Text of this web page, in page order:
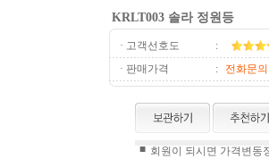
KRLT003 솔라 정원등
· 고객선호도
:
· 판매가격
: 전화문의
■ 회원이 되시면 가격변동